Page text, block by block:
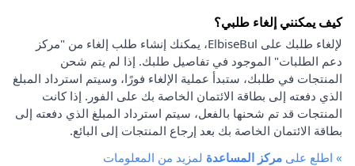
كيف يمكنني إلغاء طلبي؟
لإلغاء طلبك على ElbiseBul، يمكنك إنشاء طلب إلغاء من "مركز
دعم الطلبات" الموجود في تفاصيل طلبك. إذا لم يتم شحن
المنتجات في طلبك، ستبدأ عملية الإلغاء فورًا، وسيتم استرداد المبلغ
الذي دفعته إلى بطاقة الائتمان الخاصة بك على الفور. إذا كانت
المنتجات قد تم شحنها بالفعل، سيتم استرداد المبلغ الذي دفعته إلى
بطاقة الائتمان الخاصة بك بعد إرجاع المنتجات إلى البائع.
» اطلع على مركز المساعدة لمزيد من المعلومات